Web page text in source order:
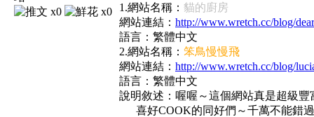
x0 x0 1.網站名稱： 貓的廚房
網站連結： http://www.wretch.cc/blog/
語言：繁體中文
2.網站名稱： 笨鳥慢慢飛
網站連結： http://www.wretch.cc/blog/
語言：繁體中文
說明敘述：喔喔～這個網站真是超級
喜好COOK的同好們～千萬不能錯